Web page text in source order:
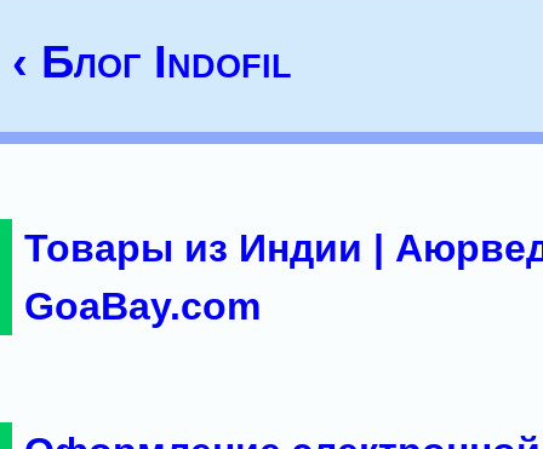
‹ Блог Indofil
Товары из Индии |
GoaBay.com